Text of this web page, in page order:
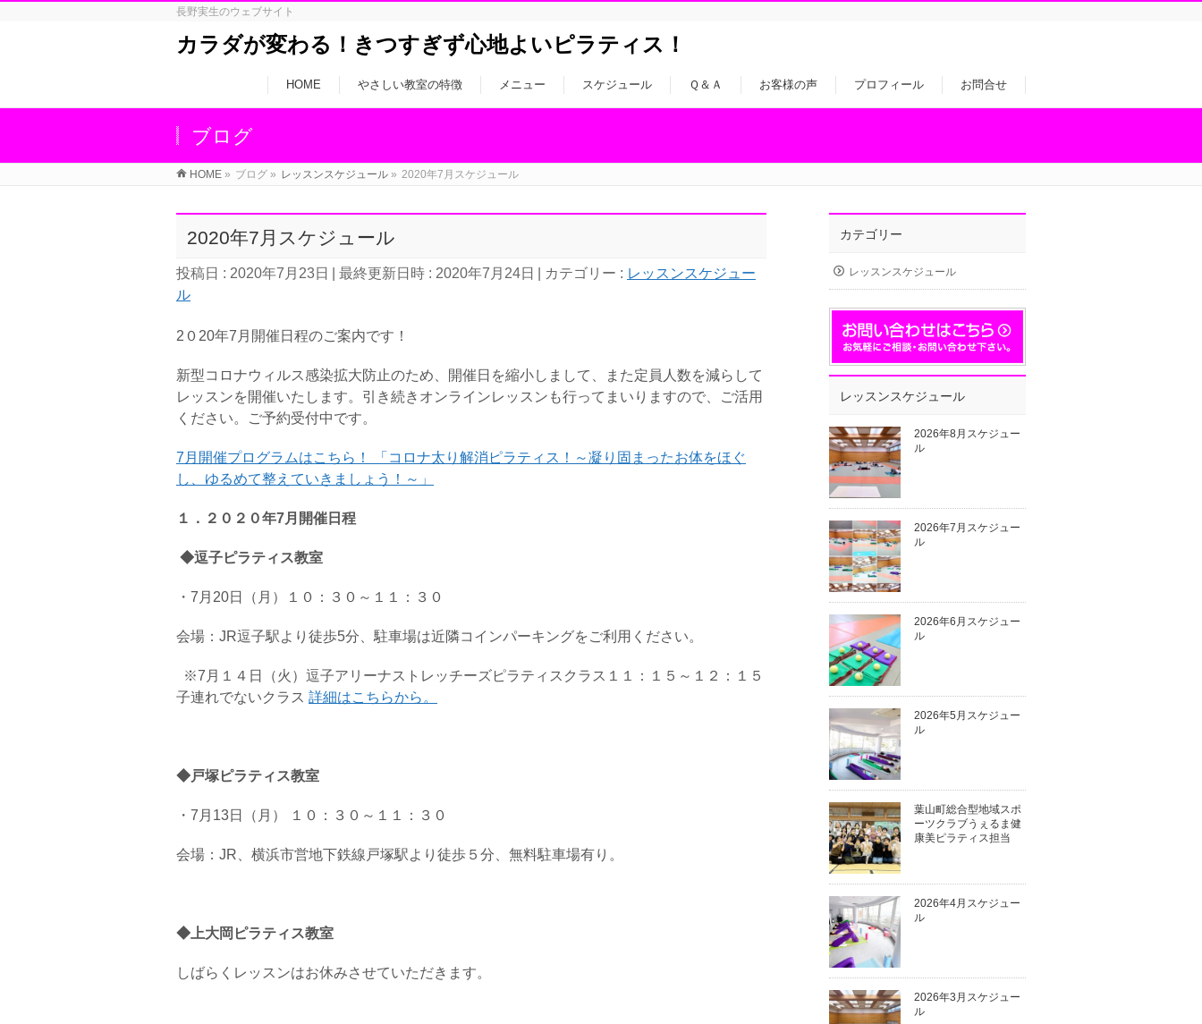
長野実生のウェブサイト
カラダが変わる！きつすぎず心地よいピラティス！
HOME やさしい教室の特徴 メニュー スケジュール Ｑ＆Ａ お客様の声 プロフィール お問合せ
ブログ
HOME » ブログ » レッスンスケジュール » 2020年7月スケジュール
2020年7月スケジュール
投稿日 : 2020年7月23日 最終更新日時 : 2020年7月24日 カテゴリー : レッスンスケジュー
ル
2０20年7月開催日程のご案内です！
新型コロナウィルス感染拡大防止のため、開催日を縮小しまして、また定員人数を減らして
レッスンを開催いたします。引き続きオンラインレッスンも行ってまいりますので、ご活用
ください。ご予約受付中です。
7月開催プログラムはこちら！ 「コロナ太り解消ピラティス！～凝り固まったお体をほぐ
し、ゆるめて整えていきましょう！～」
１．２０２０年7月開催日程
◆逗子ピラティス教室
・7月20日（月）１０：３０～１１：３０
会場：JR逗子駅より徒歩5分、駐車場は近隣コインパーキングをご利用ください。
※7月１４日（火）逗子アリーナストレッチーズピラティスクラス１１：１５～１２：１５
子連れでないクラス 詳細はこちらから。
◆戸塚ピラティス教室
・7月13日（月） １０：３０～１１：３０
会場：JR、横浜市営地下鉄線戸塚駅より徒歩５分、無料駐車場有り。
◆上大岡ピラティス教室
しばらくレッスンはお休みさせていただきます。
カテゴリー
レッスンスケジュール
レッスンスケジュール
2026年8月スケジュー
ル
2026年7月スケジュー
ル
2026年6月スケジュー
ル
2026年5月スケジュー
ル
葉山町総合型地域スポ
ーツクラブうぇるま健
康美ピラティス担当
2026年4月スケジュー
ル
2026年3月スケジュー
ル